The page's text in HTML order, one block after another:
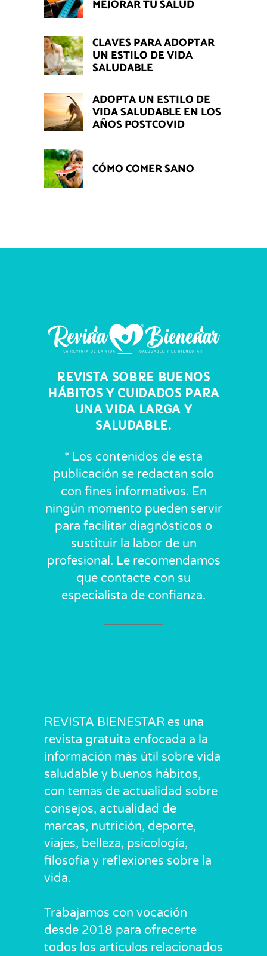
MEJORAR TU SALUD
CLAVES PARA ADOPTAR
UN ESTILO DE VIDA
SALUDABLE
ADOPTA UN ESTILO DE
VIDA SALUDABLE EN LOS
AÑOS POSTCOVID
CÓMO COMER SANO
REVISTA SOBRE BUENOS
HÁBITOS Y CUIDADOS PARA
UNA VIDA LARGA Y
SALUDABLE.
* Los contenidos de esta
publicación se redactan solo
con fines informativos. En
ningún momento pueden servir
para facilitar diagnósticos o
sustituir la labor de un
profesional. Le recomendamos
que contacte con su
especialista de confianza.
REVISTA BIENESTAR es una
revista gratuita enfocada a la
información más útil sobre vida
saludable y buenos hábitos,
con temas de actualidad sobre
consejos, actualidad de
marcas, nutrición, deporte,
viajes, belleza, psicología,
filosofía y reflexiones sobre la
vida.
Trabajamos con vocación
desde 2018 para ofrecerte
todos los artículos relacionados